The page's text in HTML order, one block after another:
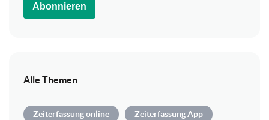
Abonnieren
Alle Themen
Zeiterfassung online Zeiterfassung App